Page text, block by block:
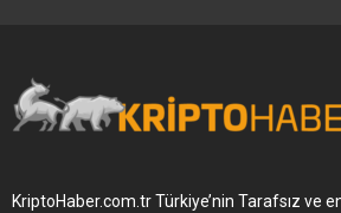
KriptoHaber.com.tr Türkiye’nin Tarafsız ve